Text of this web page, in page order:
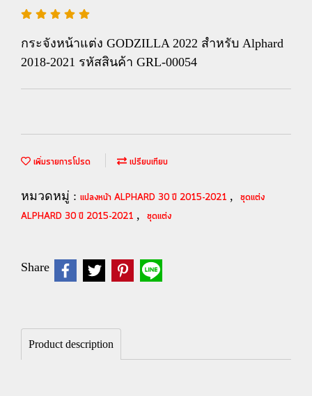
กระจังหน้าแต่ง GODZILLA 2022 สำหรับ Alphard
2018-2021 รหัสสินค้า GRL-00054
เพิ่มรายการโปรด เปรียบเทียบ
หมวดหมู่ : แปลงหน้า ALPHARD 30 ปี 2015-2021 , ชุดแต่ง
ALPHARD 30 ปี 2015-2021 , ชุดแต่ง
Share
Product description